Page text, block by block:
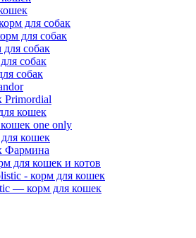
для собак
собак
кошек
кошек
для кошек и котов
— корм для кошек